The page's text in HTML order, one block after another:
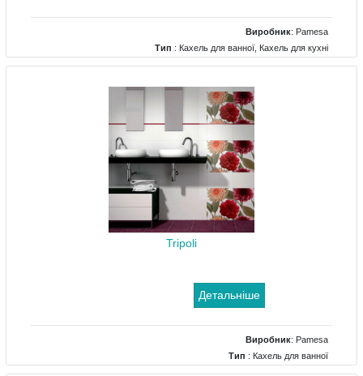
Виробник: Pamesa
Тип : Кахель для ванної, Кахель для кухні
Tripoli
Детальніше
Виробник: Pamesa
Тип : Кахель для ванної